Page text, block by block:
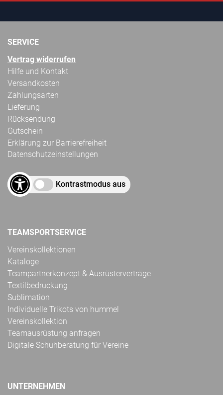
SERVICE
Vertrag widerrufen
Hilfe und Kontakt
Versandkosten
Zahlungsarten
Lieferung
Rücksendung
Gutschein
Erklärung zur Barrierefreiheit
Datenschutzeinstellungen
Kontrastmodus aus
TEAMSPORTSERVICE
Vereinskollektionen
Kataloge
Teampartnerkonzept & Ausrüsterverträge
Textilbedruckung
Sublimation
Individuelle Trikots von hummel
Vereinskollektion
Teamausrüstung anfragen
Digitale Schuhberatung für Vereine
UNTERNEHMEN